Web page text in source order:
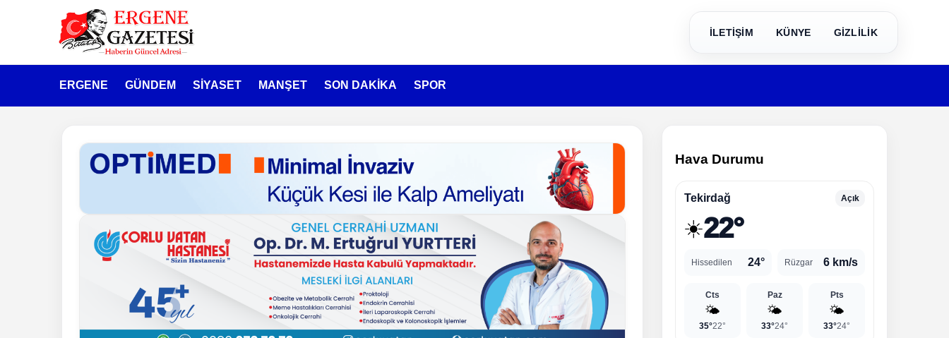
İLETİŞİM KÜNYE GİZLİLİK
ERGENE GÜNDEM SİYASET MANŞET SON DAKİKA SPOR
Hava Durumu
Tekirdağ Açık
☀️22°
Hissedilen 24° Rüzgar 6 km/s
Cts
🌤️
35°22°
Paz
🌤️
33°24°
Pts
🌤️
33°24°